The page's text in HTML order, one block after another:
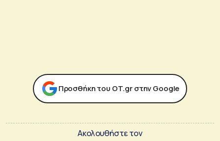
Προσθήκη του ΟΤ.gr στην Google
Ακολουθήστε τον